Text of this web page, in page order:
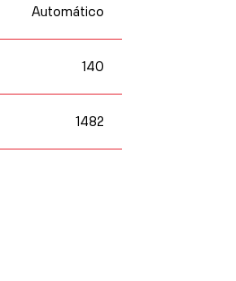
Automático
140
1482